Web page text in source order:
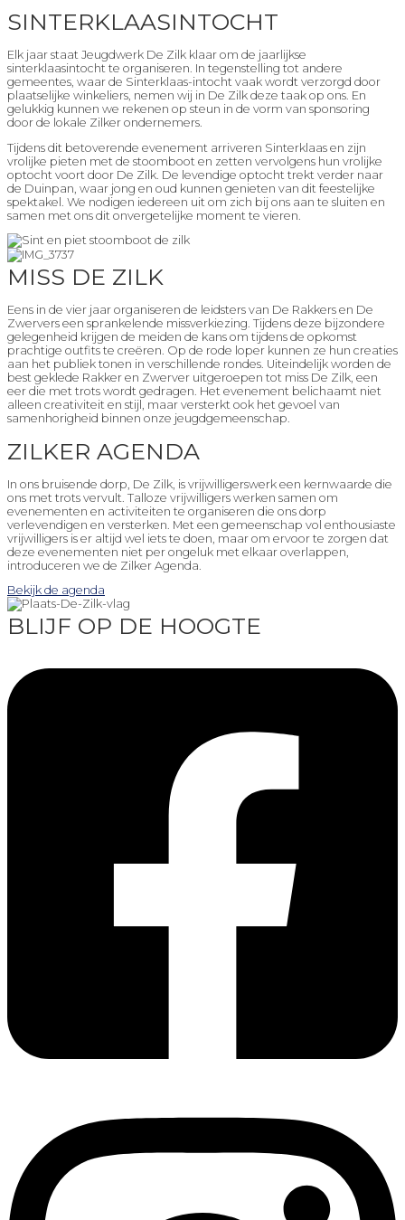
SINTERKLAASINTOCHT
Elk jaar staat Jeugdwerk De Zilk klaar om de jaarlijkse
sinterklaasintocht te organiseren. In tegenstelling tot andere
gemeentes, waar de Sinterklaas-intocht vaak wordt verzorgd door
plaatselijke winkeliers, nemen wij in De Zilk deze taak op ons. En
gelukkig kunnen we rekenen op steun in de vorm van sponsoring
door de lokale Zilker ondernemers.
Tijdens dit betoverende evenement arriveren Sinterklaas en zijn
vrolijke pieten met de stoomboot en zetten vervolgens hun vrolijke
optocht voort door De Zilk. De levendige optocht trekt verder naar
de Duinpan, waar jong en oud kunnen genieten van dit feestelijke
spektakel. We nodigen iedereen uit om zich bij ons aan te sluiten en
samen met ons dit onvergetelijke moment te vieren.
MISS DE ZILK
Eens in de vier jaar organiseren de leidsters van De Rakkers en De
Zwervers een sprankelende missverkiezing. Tijdens deze bijzondere
gelegenheid krijgen de meiden de kans om tijdens de opkomst
prachtige outfits te creëren. Op de rode loper kunnen ze hun creaties
aan het publiek tonen in verschillende rondes. Uiteindelijk worden de
best geklede Rakker en Zwerver uitgeroepen tot miss De Zilk, een
eer die met trots wordt gedragen. Het evenement belichaamt niet
alleen creativiteit en stijl, maar versterkt ook het gevoel van
samenhorigheid binnen onze jeugdgemeenschap.
ZILKER AGENDA
In ons bruisende dorp, De Zilk, is vrijwilligerswerk een kernwaarde die
ons met trots vervult. Talloze vrijwilligers werken samen om
evenementen en activiteiten te organiseren die ons dorp
verlevendigen en versterken. Met een gemeenschap vol enthousiaste
vrijwilligers is er altijd wel iets te doen, maar om ervoor te zorgen dat
deze evenementen niet per ongeluk met elkaar overlappen,
introduceren we de Zilker Agenda.
Bekijk de agenda
BLIJF OP DE HOOGTE